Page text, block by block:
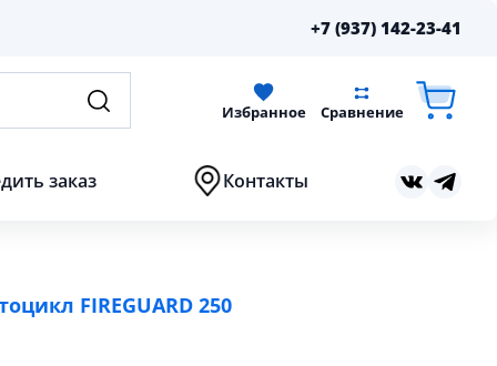
+7 (937) 142-23-41
Избранное Сравнение
заказ Контакты
FIREGUARD 250